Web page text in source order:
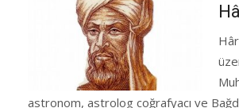
astronom, astrolog coğrafyacı ve